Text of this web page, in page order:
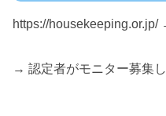
https://
→ 認定者がモニター募集